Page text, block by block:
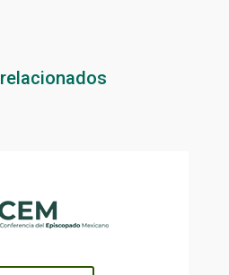
relacionados